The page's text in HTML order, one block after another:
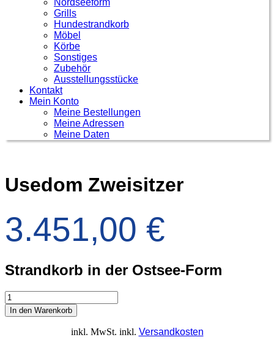
Nordseeform
Grills
Hundestrandkorb
Möbel
Körbe
Sonstiges
Zubehör
Ausstellungsstücke
Kontakt
Mein Konto
Meine Bestellungen
Meine Adressen
Meine Daten
Usedom Zweisitzer
3.451,00 €
Strandkorb in der Ostsee-Form
In den Warenkorb
inkl. MwSt. inkl. Versandkosten